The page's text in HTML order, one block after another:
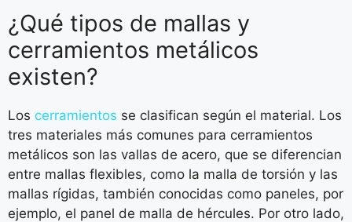
¿Qué tipos de mallas y
cerramientos metálicos
existen?
Los cerramientos se clasifican según el material. Los
tres materiales más comunes para cerramientos
metálicos son las vallas de acero, que se diferencian
entre mallas flexibles, como la malla de torsión y las
mallas rígidas, también conocidas como paneles, por
ejemplo, el panel de malla de hércules. Por otro lado,